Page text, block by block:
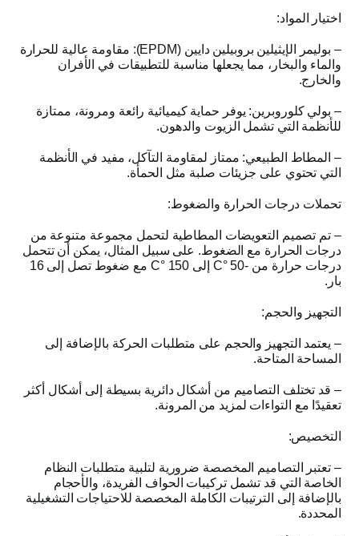
اختيار المواد:
– بوليمر الإيثيلين بروبيلين دايين (EPDM):
مقاومة عالية للحرارة
والماء والبخار، مما يجعلها مناسبة للتطبيقات في الأفران
والخارج.
– بولي كلوروبرين: يوفر حماية كيميائية رائعة ومرونة، ممتازة
للأنظمة التي تشمل الزيوت والدهون.
– المطاط الطبيعي: ممتاز لمقاومة التآكل، مفيد في الأنظمة
التي تحتوي على جزيئات صلبة مثل الحمأة.
تحملات درجات الحرارة والضغوط:
–تم تصميم التعويضات المطاطية لتحمل مجموعة متنوعة من
درجات الحرارة مع الضغوط. على سبيل المثال، يمكن أن تتحمل
درجات حرارة من -50 °C إلى مع ضغوط تصل إلى 16
بار .
التجهيز والحجم:
– يعتمد التجهيز والحجم على متطلبات الحركة بالإضافة إلى
المساحة المتاحة.
– قد تختلف التصاميم من أشكال دائرية بسيطة إلى أشكال أكثر
تعقيدًا مع التواءات لمزيد من المرونة.
التخصيص:
–تعتبر التصاميم المخصصة ضرورية لتلبية متطلبات النظام
الخاصة التي قد تشمل تركيبات الحواف الفريدة، والأحجام
بالإضافة إلى الترتيبات الكاملة المخصصة للاحتياجات التشغيلية
المحددة.